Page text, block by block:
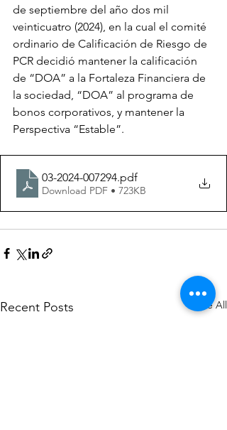
de septiembre del año dos mil
veinticuatro (2024), en la cual el comité
ordinario de Calificación de Riesgo de
PCR decidió mantener la calificación
de “DOA” a la Fortaleza Financiera de
la sociedad, “DOA” al programa de
bonos corporativos, y mantener la
Perspectiva “Estable”.
03-2024-007294.pdf
Download PDF • 723KB
Recent Posts See All